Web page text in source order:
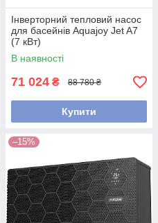
Інверторний тепловий насос
для басейнів Aquajoy Jet A7
(7 кВт)
В наявності
71 024 ₴ 88 780 ₴
Купити
–15%